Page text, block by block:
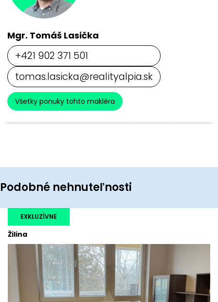
Mgr. Tomáš Lasička
+421 902 371 501
tomas.lasicka@realityalpia.sk
Všetky ponuky tohto makléra
Podobné nehnuteľnosti
Žilina
EXKLUZÍVNE